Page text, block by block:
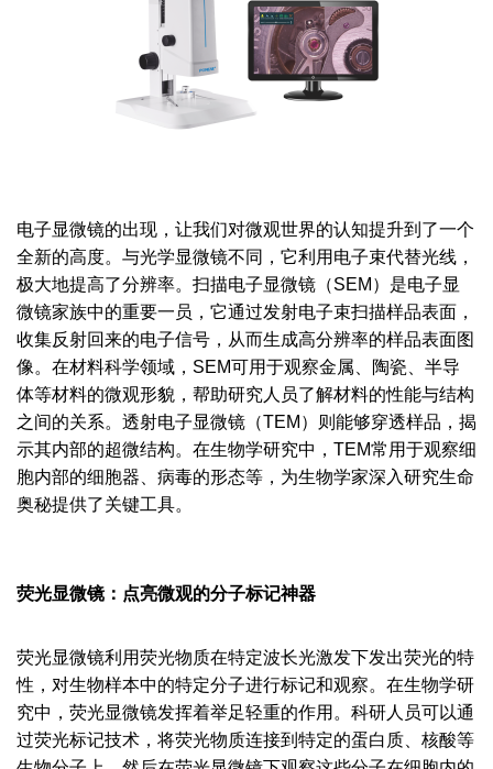
电子显微镜的出现，让我们对微观世界的认知提升到了一个
全新的高度。与光学显微镜不同，它利用电子束代替光线，
极大地提高了分辨率。扫描电子显微镜（SEM）是电子显
微镜家族中的重要一员，它通过发射电子束扫描样品表面，
收集反射回来的电子信号，从而生成高分辨率的样品表面图
像。在材料科学领域，SEM可用于观察金属、陶瓷、半导
体等材料的微观形貌，帮助研究人员了解材料的性能与结构
之间的关系。透射电子显微镜（TEM）则能够穿透样品，揭
示其内部的超微结构。在生物学研究中，TEM常用于观察细
胞内部的细胞器、病毒的形态等，为生物学家深入研究生命
奥秘提供了关键工具。
荧光显微镜：点亮微观的分子标记神器
荧光显微镜利用荧光物质在特定波长光激发下发出荧光的特
性，对生物样本中的特定分子进行标记和观察。在生物学研
究中，荧光显微镜发挥着举足轻重的作用。科研人员可以通
过荧光标记技术，将荧光物质连接到特定的蛋白质、核酸等